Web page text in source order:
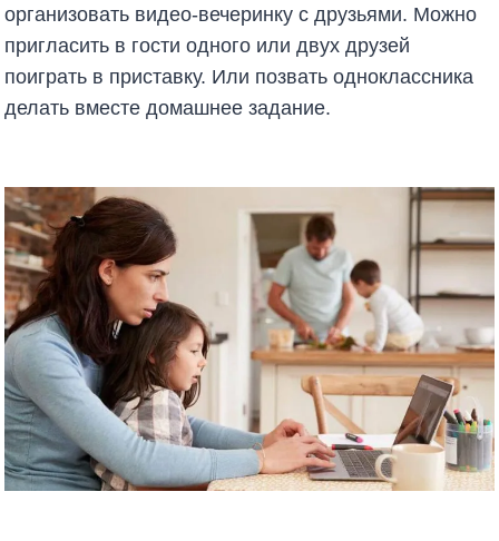
организовать видео-вечеринку с друзьями. Можно
пригласить в гости одного или двух друзей
поиграть в приставку. Или позвать одноклассника
делать вместе домашнее задание.